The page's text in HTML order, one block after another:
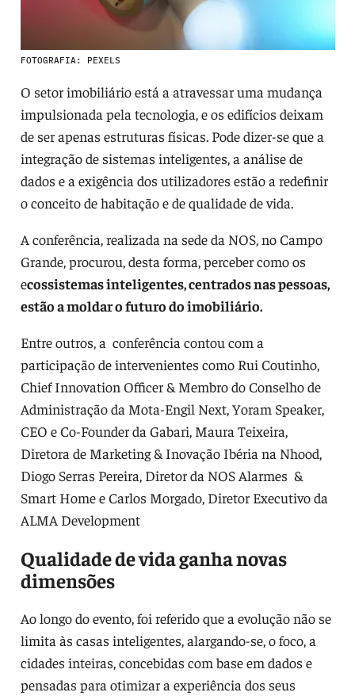
FOTOGRAFIA: PEXELS
O setor imobiliário está a atravessar uma mudança
impulsionada pela tecnologia, e os edifícios deixam
de ser apenas estruturas físicas. Pode dizer-se que a
integração de sistemas inteligentes, a análise de
dados e a exigência dos utilizadores estão a redefinir
o conceito de habitação e de qualidade de vida.
A conferência, realizada na sede da NOS, no Campo
Grande, procurou, desta forma, perceber como os
ecossistemas inteligentes, centrados nas pessoas,
estão a moldar o futuro do imobiliário.
Entre outros, a conferência contou com a
participação de intervenientes como Rui Coutinho,
Chief Innovation Officer & Membro do Conselho de
Administração da Mota-Engil Next, Yoram Speaker,
CEO e Co-Founder da Gabari, Maura Teixeira,
Diretora de Marketing & Inovação Ibéria na Nhood,
Diogo Serras Pereira, Diretor da NOS Alarmes &
Smart Home e Carlos Morgado, Diretor Executivo da
ALMA Development
Qualidade de vida ganha novas
dimensões
Ao longo do evento, foi referido que a evolução não se
limita às casas inteligentes, alargando-se, o foco, a
cidades inteiras, concebidas com base em dados e
pensadas para otimizar a experiência dos seus